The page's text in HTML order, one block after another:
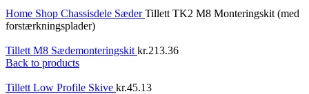
Home Shop Chassisdele SæderTillett TK2 M8 Monteringskit (med
forstærkningsplader)
Tillett M8 Sædemonteringskit kr.213.36
Back to products
Tillett Low Profile Skive kr.45.13